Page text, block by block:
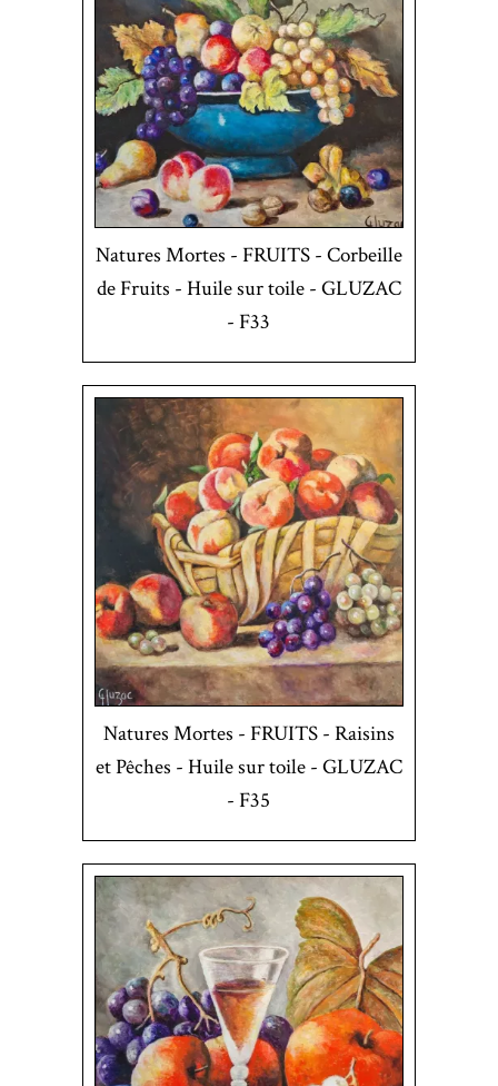
Natures Mortes - FRUITS - Corbeille
de Fruits - Huile sur toile - GLUZAC
- F33
Natures Mortes - FRUITS - Raisins
et Pêches - Huile sur toile - GLUZAC
- F35